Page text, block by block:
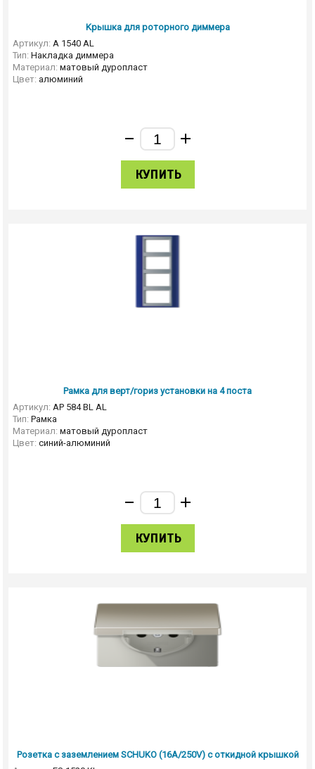
Kрышка для роторного диммера
Артикул: A 1540 AL
Тип: Накладка диммера
Материал: матовый дуропласт
Цвет: алюминий
КУПИТЬ
Рамка для верт/гориз установки на 4 поста
Артикул: AP 584 BL AL
Тип: Рамка
Материал: матовый дуропласт
Цвет: синий-алюминий
КУПИТЬ
Розетка с заземлением SCHUKO (16A/250V) с откидной крышкой